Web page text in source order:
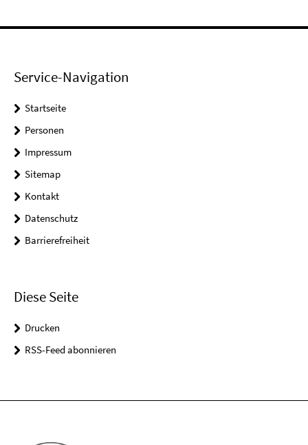
Service-Navigation
Startseite
Personen
Impressum
Sitemap
Kontakt
Datenschutz
Barrierefreiheit
Diese Seite
Drucken
RSS-Feed abonnieren